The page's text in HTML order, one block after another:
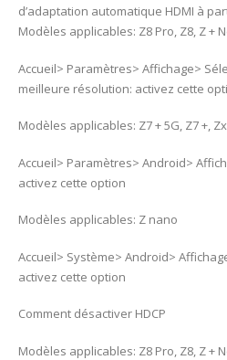
d’adaptation automatique HDMI à
Modèles applicables: Z8 Pro, Z8, Z +
Accueil> Paramètres> Affichage>
meilleure résolution: activez cette
Modèles applicables: Z7 + 5G, Z7 +,
Accueil> Paramètres> Android>
activez cette option
Modèles applicables: Z nano
Accueil> Système> Android>
activez cette option
Comment désactiver HDCP
Modèles applicables: Z8 Pro, Z8, Z +